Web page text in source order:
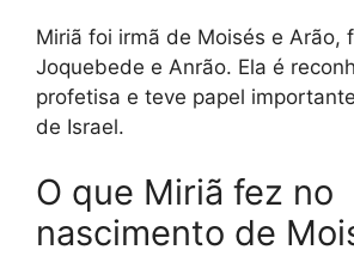
Miriã foi irmã de Moisés e Arão,
Joquebede e Anrão. Ela é
profetisa e teve papel
de Israel.
O que Miriã fez no
nascimento de